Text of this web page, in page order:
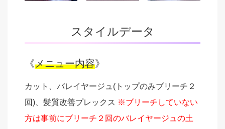
スタイルデータ
《メニュー内容》
カット、バレイヤージュ(トップのみブリーチ２
回)、髪質改善プレックス ※ブリーチしていない
方は事前にブリーチ２回のバレイヤージュの土